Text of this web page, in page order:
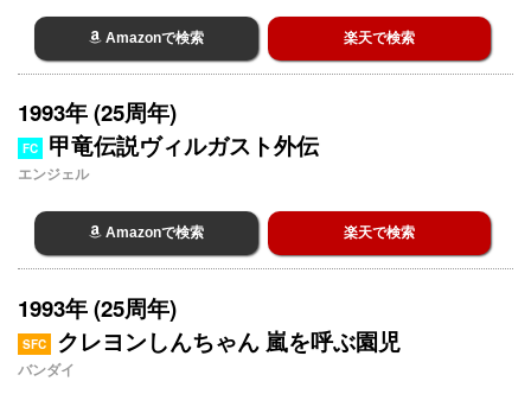
Amazonで検索 楽天で検索
1993年 (25周年)
FC 甲竜伝説ヴィルガスト外伝
エンジェル
Amazonで検索 楽天で検索
1993年 (25周年)
SFC クレヨンしんちゃん 嵐を呼ぶ園児
バンダイ